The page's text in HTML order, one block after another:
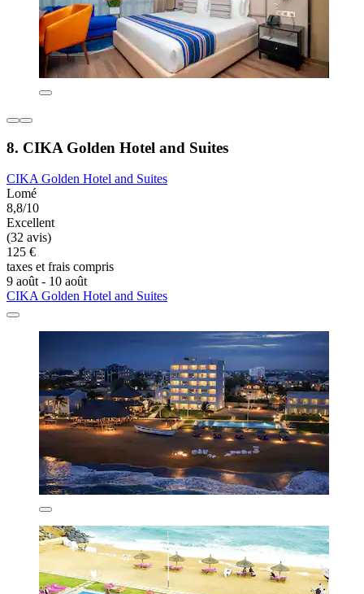
8. CIKA Golden Hotel and Suites
CIKA Golden Hotel and Suites
Lomé
8,8/10
Excellent
(32 avis)
125 €
taxes et frais compris
9 août - 10 août
CIKA Golden Hotel and Suites